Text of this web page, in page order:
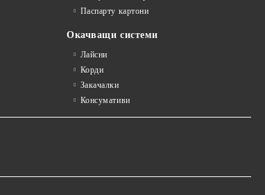
Паспарту картони
Окачващи системи
Лайсни
Корди
Закачалки
Консумативи